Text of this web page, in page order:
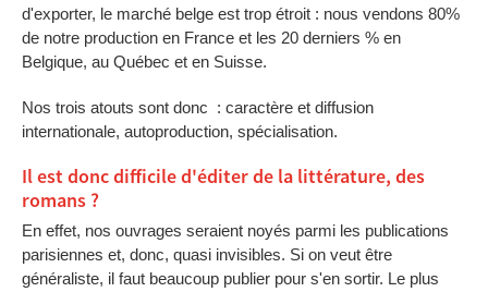
d'exporter, le marché belge est trop étroit : nous vendons 80%
de notre production en France et les 20 derniers % en
Belgique, au Québec et en Suisse.
Nos trois atouts sont donc : caractère et diffusion
internationale, autoproduction, spécialisation.
Il est donc difficile d'éditer de la littérature, des
romans ?
En effet, nos ouvrages seraient noyés parmi les publications
parisiennes et, donc, quasi invisibles. Si on veut être
généraliste, il faut beaucoup publier pour s'en sortir. Le plus